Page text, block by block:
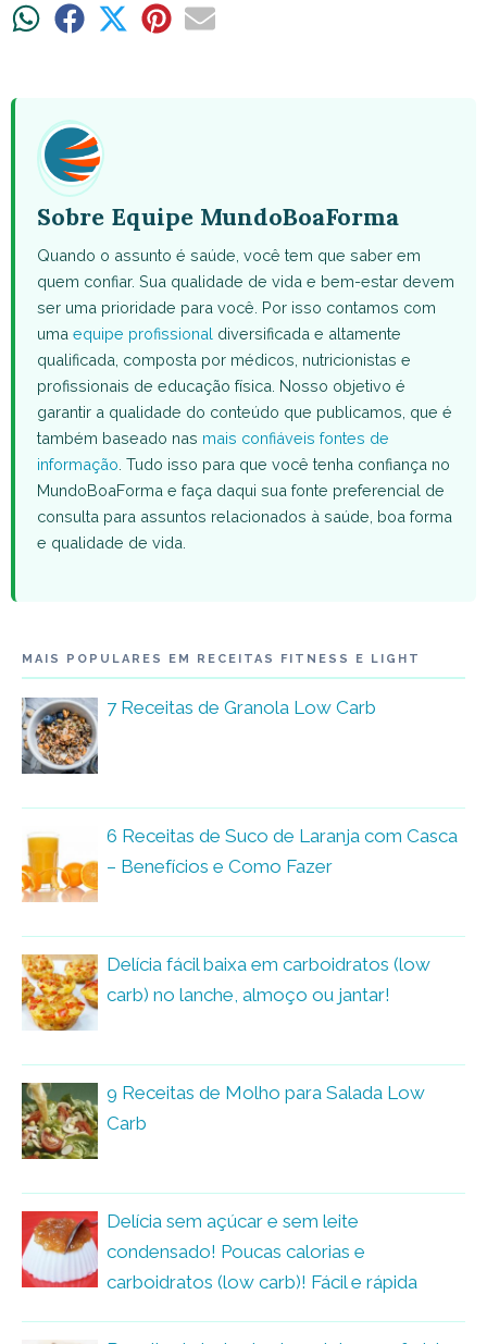
ShareShare ShareShareShare
Sobre Equipe MundoBoaForma
Quando o assunto é saúde, você tem que saber em
quem confiar. Sua qualidade de vida e bem-estar devem
ser uma prioridade para você. Por isso contamos com
uma equipe profissional diversificada e altamente
qualificada, composta por médicos, nutricionistas e
profissionais de educação física. Nosso objetivo é
garantir a qualidade do conteúdo que publicamos, que é
também baseado nas mais confiáveis fontes de
informação . Tudo isso para que você tenha confiança no
MundoBoaForma e faça daqui sua fonte preferencial de
consulta para assuntos relacionados à saúde, boa forma
e qualidade de vida.
MAIS POPULARES EM RECEITAS FITNESS E LIGHT
7 Receitas de Granola Low Carb
6 Receitas de Suco de Laranja com Casca
– Benefícios e Como Fazer
Delícia fácil baixa em carboidratos (low
carb) no lanche, almoço ou jantar!
9 Receitas de Molho para Salada Low
Carb
Delícia sem açúcar e sem leite
condensado! Poucas calorias e
carboidratos (low carb)! Fácil e rápida